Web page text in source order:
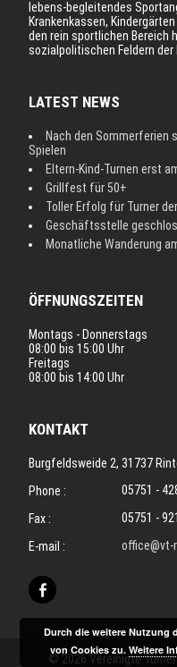
lebens-begleitendes
Krankenkassen,
den rein sportlichen Bereich
sozialpolitischen Feldern der
LATEST NEWS
Nach den Sommerferien
Spielen
Eltern-Kind-Turnen erst
Grillfest für 50+
Toller Erfolg für Turner
Geschäftsstelle
Monatliche Wanderung
ÖFFNUNGSZEITEN
Montags - Donnerstags
08:00 bis 15:00 Uhr
Freitags
08:00 bis 14:00 Uhr
KONTAKT
Burgfeldsweide 2, 31737
Phone :
05751 -
Fax :
05751 -
E-mail :
office@vt-
© 2026 Vereinigte
Durch die weitere Nutzung
von Cookies zu.Weitere